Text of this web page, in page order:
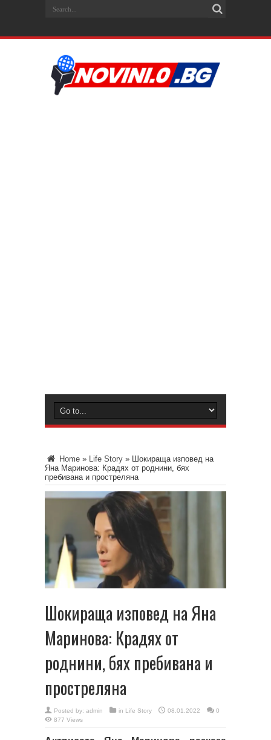
Home » Life Story » Шокираща изповед на
Яна Маринова: Крадях от роднини, бях
пребивана и простреляна
Шокираща изповед на Яна
Маринова: Крадях от
роднини, бях пребивана и
простреляна
Posted by: admin in Life Story 08.01.2022
0
877 Views